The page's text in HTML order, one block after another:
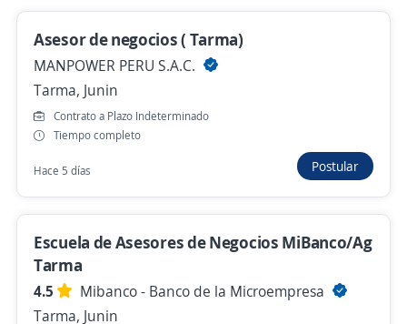
Hace 3 días
Se precisa Urgente
Escuela de Asesores de Negocios
MiBanco/Ag Tarma
4,5
Mibanco - Banco de la Microempresa
Hace 4 días
Se precisa Urgente Empleo destacado
Asesor(a) de Negocios Créditos / Jauja
Asesor de negocios ( Tarma)
MANPOWER PERU S.A.C.
Tarma, Junin
Contrato a Plazo Indeterminado
Tiempo completo
Hace 5 días Postular
Escuela de Asesores de Negocios MiBanco/Ag
Tarma
4.5
Mibanco - Banco de la Microempresa
Tarma, Junin